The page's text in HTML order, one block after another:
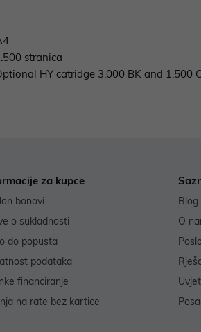
stranica
HY catridge 3.000 BK and 1.500
za kupce
bonovi
o sukladnosti
do popusta
podataka
financiranje
na rate bez kartice
Blog
O